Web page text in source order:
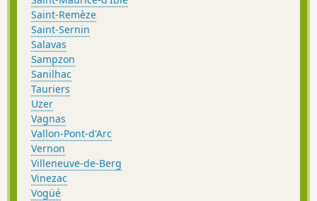
Saint-Remèze
Saint-Sernin
Salavas
Sampzon
Sanilhac
Tauriers
Uzer
Vagnas
Vallon-Pont-d'Arc
Vernon
Villeneuve-de-Berg
Vinezac
Vogüé